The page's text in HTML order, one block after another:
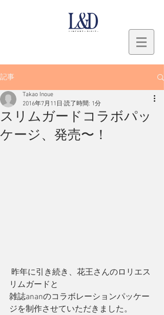
記事
スリムガードコラボパッ
ケージ、発売〜！
Takao Inoue
2016年7月11日 読了時間: 1分
リムガードと
雑誌ananのコラボレーションパッケー
ジを制作させていただきました。